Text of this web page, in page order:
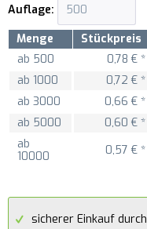
Auflage:
Menge
Stückpreis
ab 500
0,78 € *
ab 1000
0,72 € *
ab 3000
0,66 € *
ab 5000
0,60 € *
ab
10000
0,57 € *
sicherer Einkauf durch